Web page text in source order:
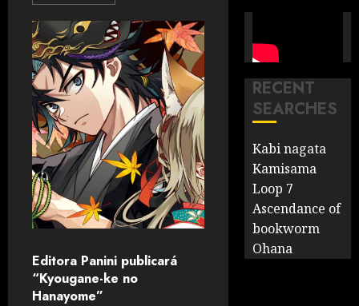
Editora Panini publicará
“Kyougane-ke no
Hanayome”
RECENT
SEARCHES
Kabi nagata
Kamisama
Loop 7
Ascendance of
bookworm
Ohana